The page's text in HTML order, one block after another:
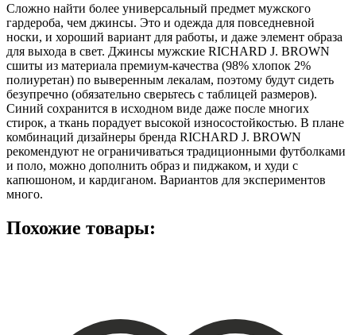
Сложно найти более универсальный предмет мужского
гардероба, чем джинсы. Это и одежда для повседневной
носки, и хороший вариант для работы, и даже элемент образа
для выхода в свет. Джинсы мужские RICHARD J. BROWN
сшиты из материала премиум-качества (98% хлопок 2%
полиуретан) по выверенным лекалам, поэтому будут сидеть
безупречно (обязательно сверьтесь с таблицей размеров).
Синий сохранится в исходном виде даже после многих
стирок, а ткань порадует высокой износостойкостью. В плане
комбинаций дизайнеры бренда RICHARD J. BROWN
рекомендуют не ограничиваться традиционными футболками
и поло, можно дополнить образ и пиджаком, и худи с
капюшоном, и кардиганом. Вариантов для экспериментов
много.
Похожие товары: